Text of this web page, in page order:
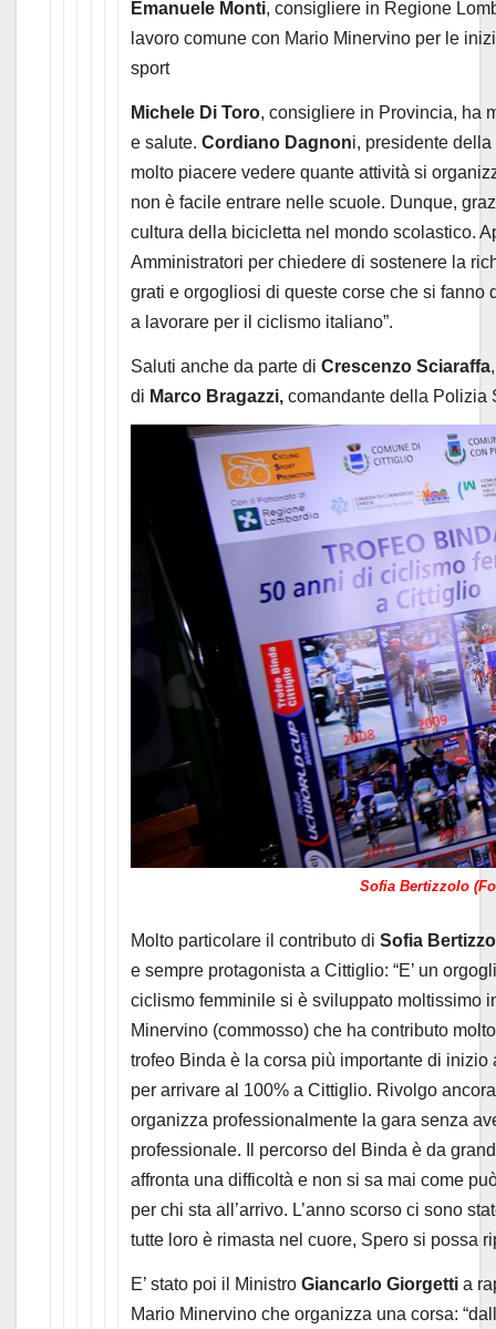
Emanuele Monti, consigliere in Regione
lavoro comune con Mario Minervino per le
sport
Michele Di Toro, consigliere in Provincia, ha
e salute.Cordiano Dagnoni, presidente
molto piacere vedere quante attività si
non è facile entrare nelle scuole. Dunque,
cultura della bicicletta nel mondo scolastico.
Amministratori per chiedere di sostenere la
grati e orgogliosi di queste corse che si fanno
a lavorare per il ciclismo italiano”.
Saluti anche da parte diCrescenzo Sciaraffa
di Marco Bragazzi, comandante della Polizia
Sofia Bertizzolo
Molto particolare il contributo diSofia
e sempre protagonista a Cittiglio: “E’ un
ciclismo femminile si è sviluppato moltissimo
Minervino (commosso) che ha contributo
trofeo Binda è la corsa più importante di
per arrivare al 100% a Cittiglio. Rivolgo
organizza professionalmente la gara senza
professionale. Il percorso del Binda è da
affronta una difficoltà e non si sa mai come
per chi sta all’arrivo. L’anno scorso ci sono
tutte loro è rimasta nel cuore, Spero si possa
E’ stato poi il MinistroGiancarlo Giorgettia
Mario Minervino che organizza una corsa: